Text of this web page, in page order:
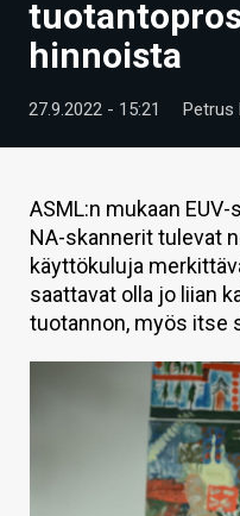
VIDEOT
TECHBBS
TIETOA
KAUPPA
VAIHDA TEEMA
hinnoista
27.9.2022 - 15:21 Petrus
ASML:n mukaan
NA-skannerit tulevat
käyttökuluja
saattavat olla jo liian
tuotannon, myös itse